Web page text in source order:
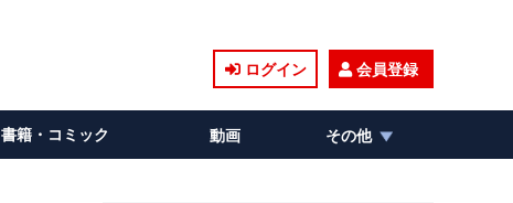
ログイン 会員登録
書籍・コミック 動画 その他